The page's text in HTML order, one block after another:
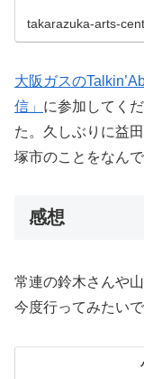
takarazuka-arts-
大阪ガスの
信」 に参加してく
た。久しぶりに益
塚市のことをなん
感想
常連の鈴木さんや
今度行ってみたいで